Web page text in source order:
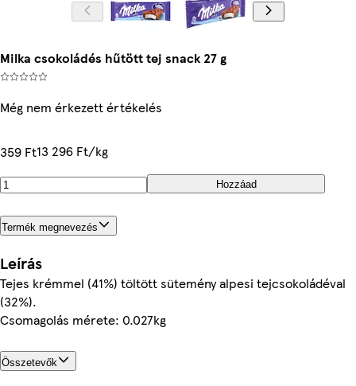
Milka csokoládés hűtött tej snack 27 g
Még nem érkezett értékelés
359 Ft13 296 Ft/kg
Hozzáad
Termék megnevezés
Leírás
Tejes krémmel (41%) töltött sütemény alpesi tejcsokoládéval
(32%).
Csomagolás mérete: 0.027kg
Összetevők